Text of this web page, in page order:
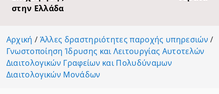
στην Ελλάδα
Αρχική / Άλλες δραστηριότητες παροχής υπηρεσιών /
Γνωστοποίηση Ίδρυσης και Λειτουργίας Αυτοτελών
Διαιτολογικών Γραφείων και Πολυδύναμων
Διαιτολογικών Μονάδων